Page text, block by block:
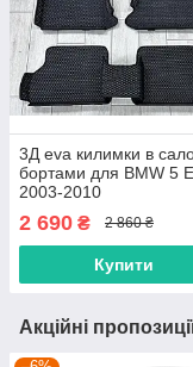
3Д eva килимки в
бортами для BMW 5
2003-2010
2 690 ₴ 2 860 ₴
Купити
Акційні